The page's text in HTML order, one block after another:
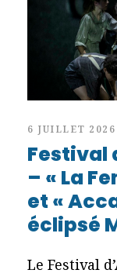
6 JUILLET 2026
Festival
– « La
et «
éclipsé
Le Festival